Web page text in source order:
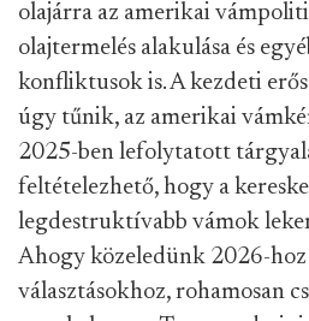
olajárra az amerikai
olajtermelés alakulása és
konfliktusok is. A kezdeti
úgy tűnik, az amerikai
2025-ben lefolytatott
feltételezhető, hogy a
legdestruktívabb vámok
Ahogy közeledünk 2026-hoz
választásokhoz, rohamosan